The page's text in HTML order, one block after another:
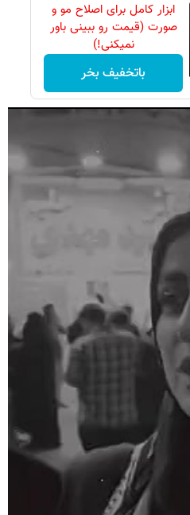
ابزار کامل برای اصلاح مو و
صورت (قیمت رو ببینی باور
نمیکنی!)
باتخفیف بخر